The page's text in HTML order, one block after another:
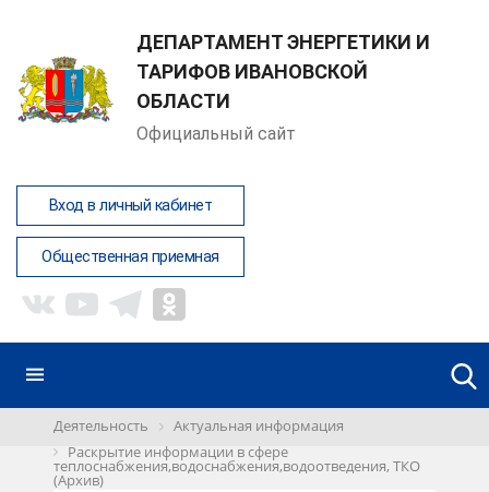
ДЕПАРТАМЕНТ ЭНЕРГЕТИКИ И
ТАРИФОВ ИВАНОВСКОЙ
ОБЛАСТИ
Официальный сайт
Вход в личный кабинет
Общественная приемная
Деятельность
Актуальная информация
Раскрытие информации в сфере
теплоснабжения,водоснабжения,водоотведения, ТКО
(Архив)